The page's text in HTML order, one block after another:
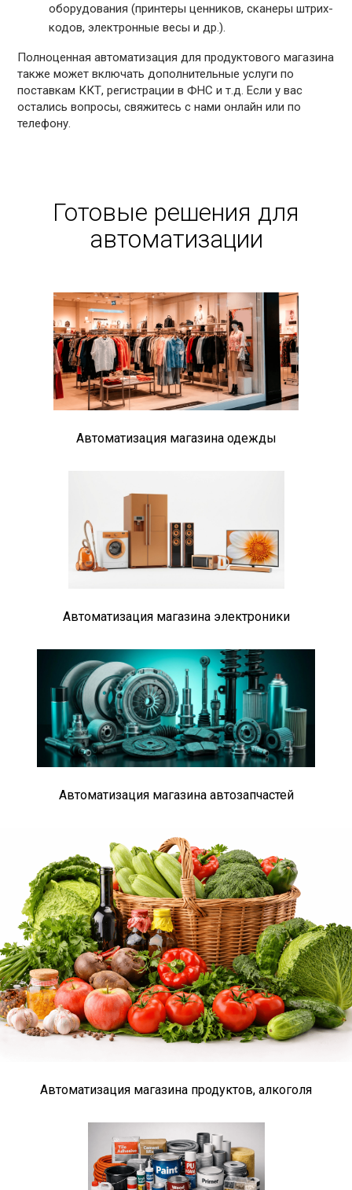
оборудования (принтеры ценников, сканеры штрих-
кодов, электронные весы и др.).
Полноценная автоматизация для продуктового магазина
также может включать дополнительные услуги по
поставкам ККТ, регистрации в ФНС и т.д. Если у вас
остались вопросы, свяжитесь с нами онлайн или по
телефону.
Готовые решения для
автоматизации
Автоматизация магазина одежды
Автоматизация магазина электроники
Автоматизация магазина автозапчастей
Автоматизация магазина продуктов, алкоголя